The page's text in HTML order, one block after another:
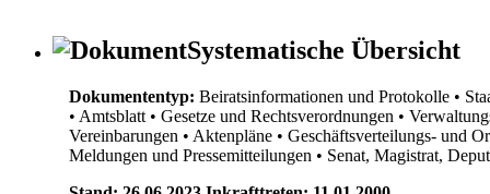
Systematische Übersicht
Dokumententyp: Beiratsinformationen und Protokolle •
• Amtsblatt • Gesetze und Rechtsverordnungen •
Vereinbarungen • Aktenpläne • Geschäftsverteilungs- und
Meldungen und Pressemitteilungen • Senat, Magistrat,